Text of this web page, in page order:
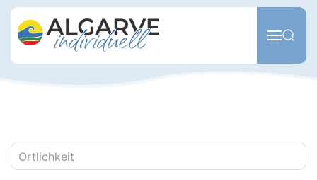
Zum Hauptinhalt springen
Ortlichkeit